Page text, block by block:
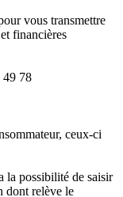
vous transmettre
financières
49 78
ceux-ci
la possibilité de saisir
dont relève le